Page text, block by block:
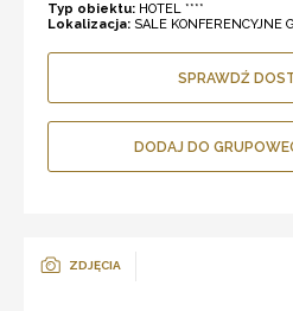
Typ obiektu: HOTEL ****
Lokalizacja: SALE KONFERENCYJNE
SPRAWDŹ
DODAJ DO
ZDJĘCIA